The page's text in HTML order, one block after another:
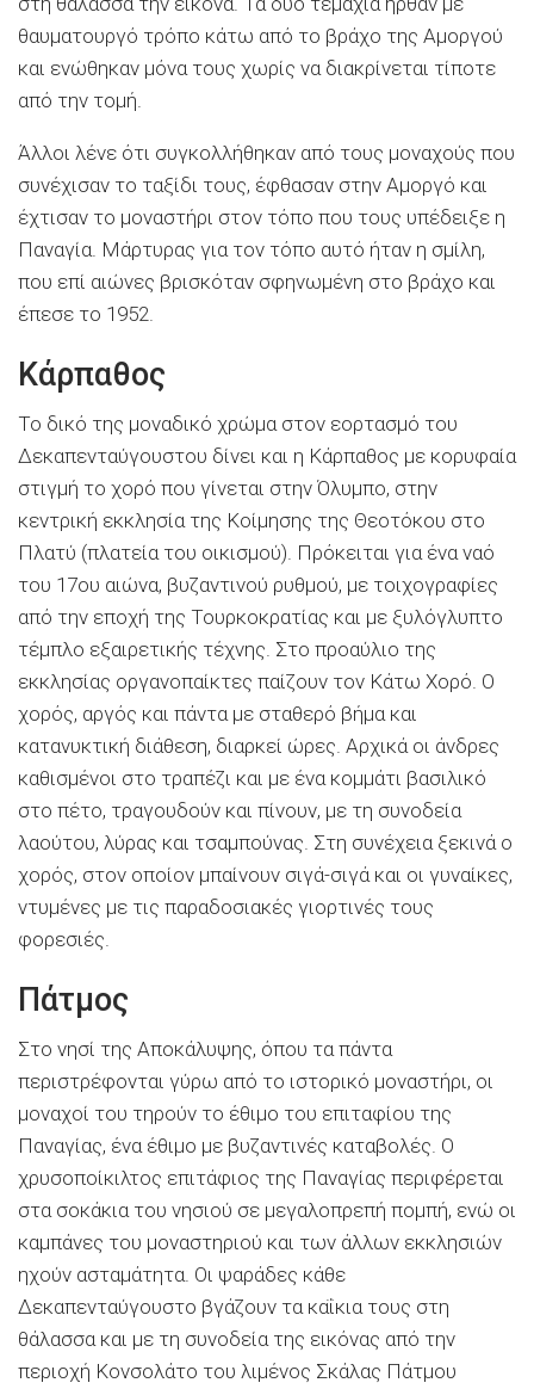
θαυματουργό τρόπο κάτω από το βράχο της Αμοργού
και ενώθηκαν μόνα τους χωρίς να διακρίνεται τίποτε
από την τομή.
Άλλοι λένε ότι συγκολλήθηκαν από τους μοναχούς που
συνέχισαν το ταξίδι τους, έφθασαν στην Αμοργό και
έχτισαν το μοναστήρι στον τόπο που τους υπέδειξε η
Παναγία. Μάρτυρας για τον τόπο αυτό ήταν η σμίλη,
που επί αιώνες βρισκόταν σφηνωμένη στο βράχο και
έπεσε το 1952.
Κάρπαθος
Το δικό της μοναδικό χρώμα στον εορτασμό του
Δεκαπενταύγουστου δίνει και η Κάρπαθος με κορυφαία
στιγμή το χορό που γίνεται στην Όλυμπο, στην
κεντρική εκκλησία της Κοίμησης της Θεοτόκου στο
Πλατύ (πλατεία του οικισμού). Πρόκειται για ένα ναό
του 17ου αιώνα, βυζαντινού ρυθμού, με τοιχογραφίες
από την εποχή της Τουρκοκρατίας και με ξυλόγλυπτο
τέμπλο εξαιρετικής τέχνης. Στο προαύλιο της
εκκλησίας οργανοπαίκτες παίζουν τον Κάτω Χορό. Ο
χορός, αργός και πάντα με σταθερό βήμα και
κατανυκτική διάθεση, διαρκεί ώρες. Αρχικά οι άνδρες
καθισμένοι στο τραπέζι και με ένα κομμάτι βασιλικό
στο πέτο, τραγουδούν και πίνουν, με τη συνοδεία
λαούτου, λύρας και τσαμπούνας. Στη συνέχεια ξεκινά ο
χορός, στον οποίον μπαίνουν σιγά-σιγά και οι γυναίκες,
ντυμένες με τις παραδοσιακές γιορτινές τους
φορεσιές.
Πάτμος
Στο νησί της Αποκάλυψης, όπου τα πάντα
περιστρέφονται γύρω από το ιστορικό μοναστήρι, οι
μοναχοί του τηρούν το έθιμο του επιταφίου της
Παναγίας, ένα έθιμο με βυζαντινές καταβολές. Ο
χρυσοποίκιλτος επιτάφιος της Παναγίας περιφέρεται
στα σοκάκια του νησιού σε μεγαλοπρεπή πομπή, ενώ οι
καμπάνες του μοναστηριού και των άλλων εκκλησιών
ηχούν ασταμάτητα. Οι ψαράδες κάθε
Δεκαπενταύγουστο βγάζουν τα καΐκια τους στη
θάλασσα και με τη συνοδεία της εικόνας από την
περιοχή Κονσολάτο του λιμένος Σκάλας Πάτμου